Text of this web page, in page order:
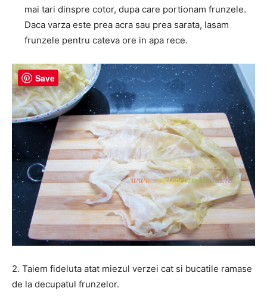
mai tari dinspre cotor, dupa care portionam frunzele.
Daca varza este prea acra sau prea sarata, lasam
frunzele pentru cateva ore in apa rece.
2. Taiem fideluta atat miezul verzei cat si bucatile ramase
de la decupatul frunzelor.
Save